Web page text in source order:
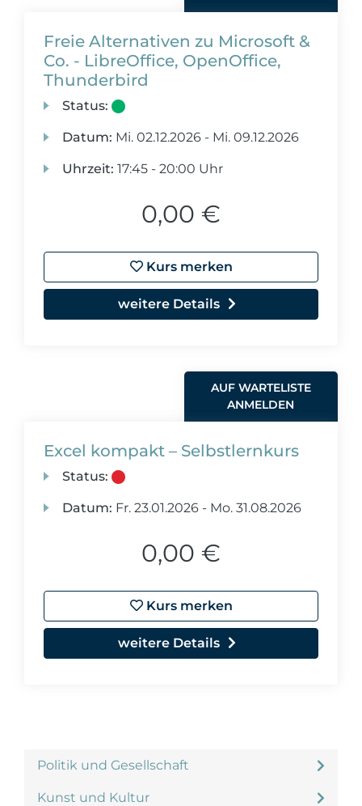
Politik und Gesellschaft
Kunst und Kultur
Freie Alternativen zu Microsoft &
Co. - LibreOffice, OpenOffice,
Thunderbird
Status:
Datum: Mi. 02.12.2026 - Mi. 09.12.2026
Uhrzeit: 17:45 - 20:00 Uhr
0,00 €
Kurs merken
weitere Details
AUF WARTELISTE
ANMELDEN
Excel kompakt – Selbstlernkurs
Status:
Datum: Fr. 23.01.2026 - Mo. 31.08.2026
0,00 €
Kurs merken
weitere Details